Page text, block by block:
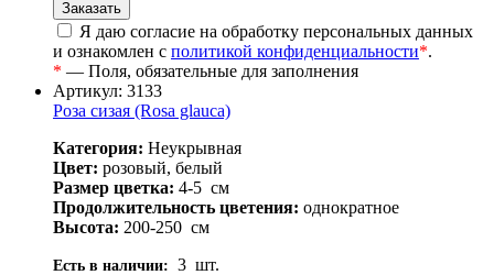
Я даю согласие на обработку персональных данных
и ознакомлен с политикой конфиденциальности*.
* — Поля, обязательные для заполнения
Артикул: 3133
Роза сизая (Rosa glauca)
Категория: Неукрывная
Цвет: розовый, белый
Размер цветка: 4-5 см
Продолжительность цветения: однократное
Высота: 200-250 см
Есть в наличии: 3 шт.